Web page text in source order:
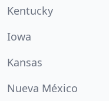
Kentucky
Iowa
Kansas
Nueva México